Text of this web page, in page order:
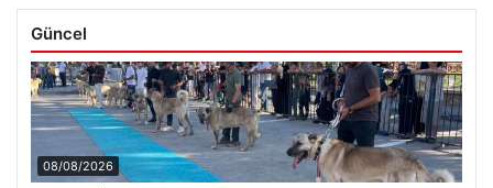
Güncel
08/08/2026